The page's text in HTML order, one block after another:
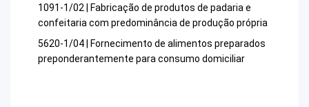
1091-1/02 | Fabricação de produtos de padaria e
confeitaria com predominância de produção própria
5620-1/04 | Fornecimento de alimentos preparados
preponderantemente para consumo domiciliar